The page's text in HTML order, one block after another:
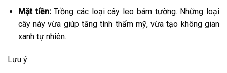
Mặt tiền:Trồng các loại cây leo bám tường. Những loại
cây này vừa giúp tăng tính thẩm mỹ, vừa tạo không gian
xanh tự nhiên.
Lưu ý: